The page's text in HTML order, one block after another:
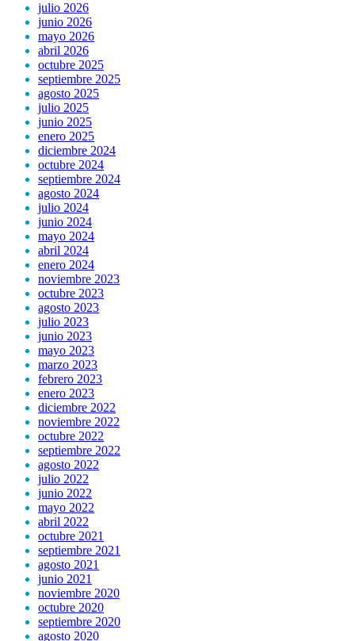
julio 2026
junio 2026
mayo 2026
abril 2026
octubre 2025
septiembre 2025
agosto 2025
julio 2025
junio 2025
enero 2025
diciembre 2024
octubre 2024
septiembre 2024
agosto 2024
julio 2024
junio 2024
mayo 2024
abril 2024
enero 2024
noviembre 2023
octubre 2023
agosto 2023
julio 2023
junio 2023
mayo 2023
marzo 2023
febrero 2023
enero 2023
diciembre 2022
noviembre 2022
octubre 2022
septiembre 2022
agosto 2022
julio 2022
junio 2022
mayo 2022
abril 2022
octubre 2021
septiembre 2021
agosto 2021
junio 2021
noviembre 2020
octubre 2020
septiembre 2020
agosto 2020